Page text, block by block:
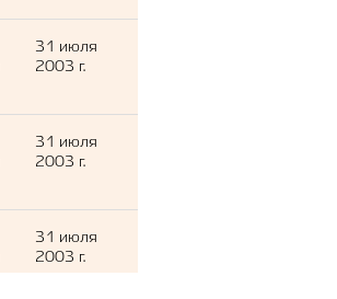
31 июля
2003 г.
31 июля
2003 г.
31 июля
2003 г.